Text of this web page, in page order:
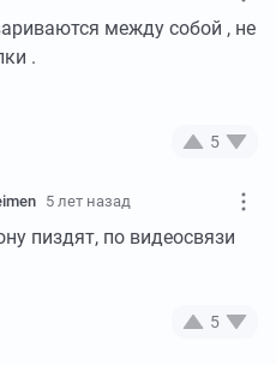
между собой , не
.
5
5 лет назад
пиздят, по видеосвязи
5